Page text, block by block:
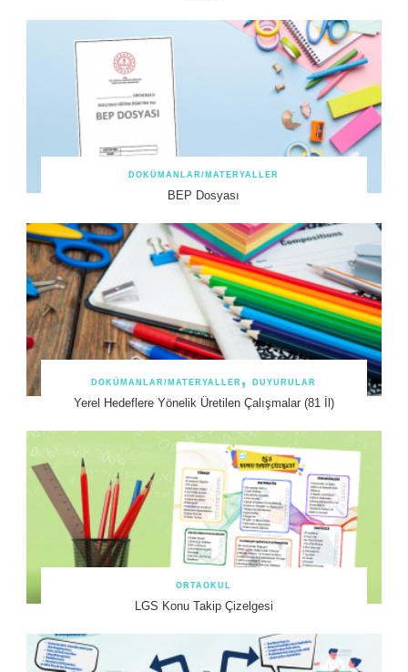
DOKÜMANLAR/MATERYALLER
BEP Dosyası
DOKÜMANLAR/MATERYALLER DUYURULAR
Yerel Hedeflere Yönelik Üretilen Çalışmalar (81 İl)
ORTAOKUL
LGS Konu Takip Çizelgesi